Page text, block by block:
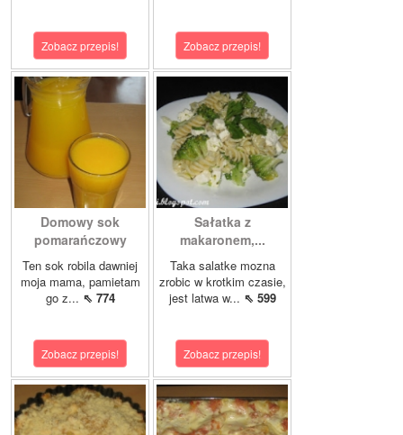
Zobacz przepis! Zobacz przepis!
Domowy sok
pomarańczowy
Ten sok robila dawniej
moja mama, pamietam
go z... ⇖ 774
Zobacz przepis!
Sałatka z
makaronem,...
Taka salatke mozna
zrobic w krotkim czasie,
jest latwa w... ⇖ 599
Zobacz przepis!